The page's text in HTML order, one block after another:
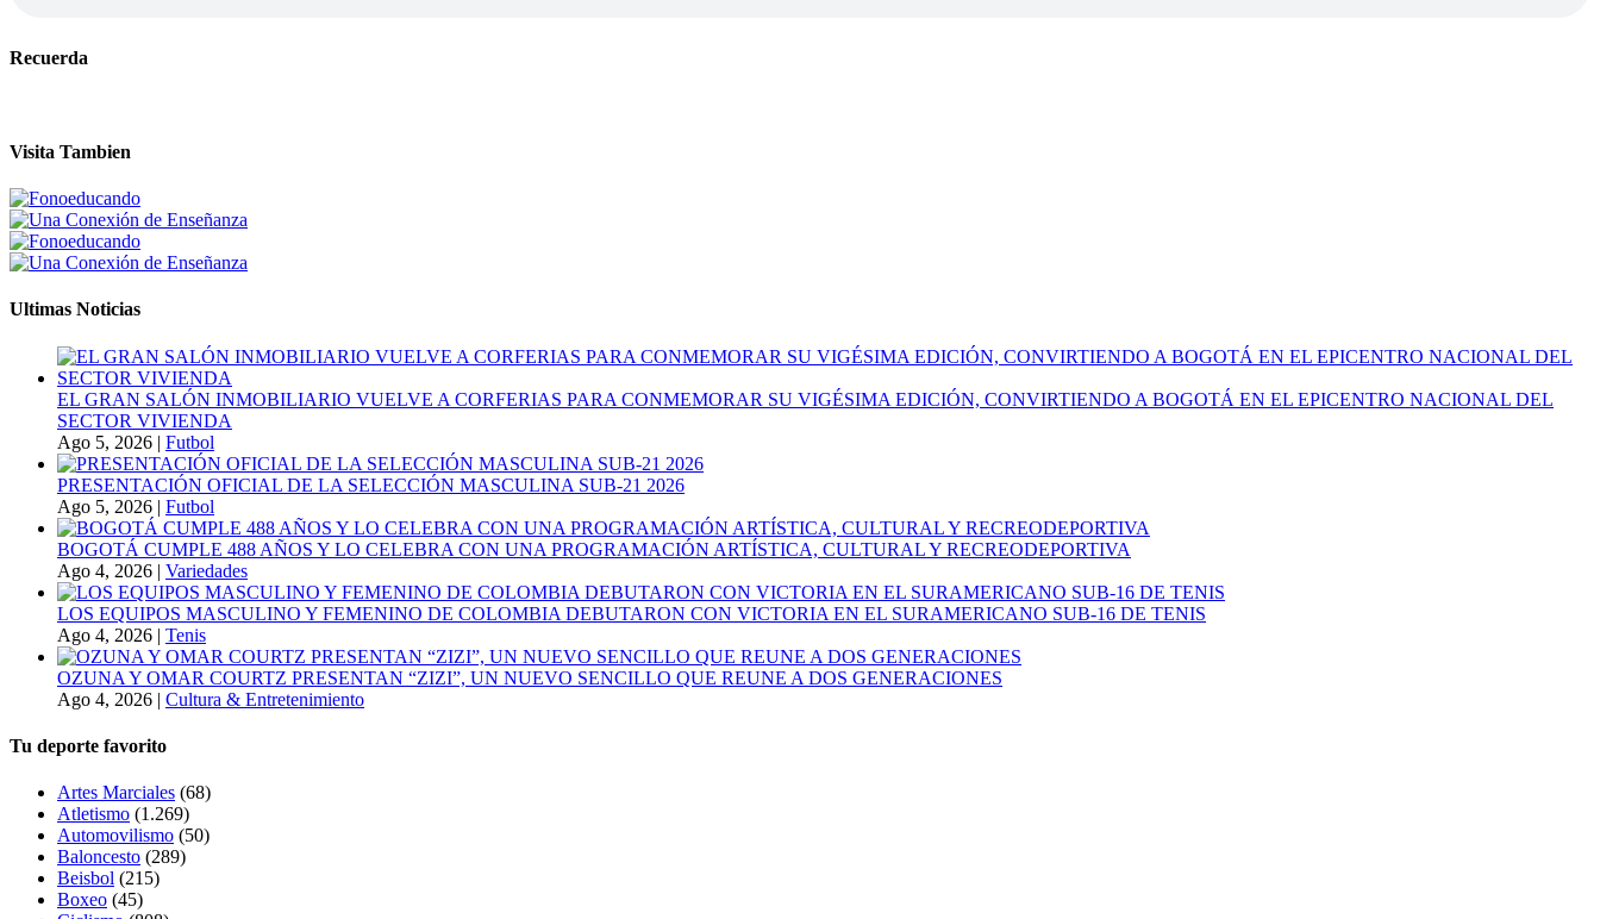
Recuerda
Visita Tambien
Ultimas Noticias
EL GRAN SALÓN INMOBILIARIO VUELVE A CORFERIAS PARA CONMEMORAR SU VIGÉSIMA EDICIÓN, CONVIRTIENDO A BOGOTÁ EN EL EPICENTRO NACIONAL DEL
SECTOR VIVIENDA
Ago 5, 2026 | Futbol
PRESENTACIÓN OFICIAL DE LA SELECCIÓN MASCULINA SUB-21 2026
Ago 5, 2026 | Futbol
BOGOTÁ CUMPLE 488 AÑOS Y LO CELEBRA CON UNA PROGRAMACIÓN ARTÍSTICA, CULTURAL Y RECREODEPORTIVA
Ago 4, 2026 | Variedades
LOS EQUIPOS MASCULINO Y FEMENINO DE COLOMBIA DEBUTARON CON VICTORIA EN EL SURAMERICANO SUB-16 DE TENIS
Ago 4, 2026 | Tenis
OZUNA Y OMAR COURTZ PRESENTAN “ZIZI”, UN NUEVO SENCILLO QUE REUNE A DOS GENERACIONES
Ago 4, 2026 | Cultura & Entretenimiento
Tu deporte favorito
Artes Marciales (68)
Atletismo (1.269)
Automovilismo (50)
Baloncesto (289)
Beisbol (215)
Boxeo (45)